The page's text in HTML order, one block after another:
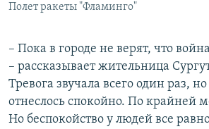
Полет ракеты "Фламинго"
– Пока в городе не верят, что
– рассказывает жительница
Тревога звучала всего один раз,
отнеслось спокойно. По крайней
Но беспокойство у людей все